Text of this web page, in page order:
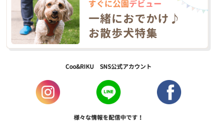
Coo&RIKU SNS公式アカウント
様々な情報を配信中です！